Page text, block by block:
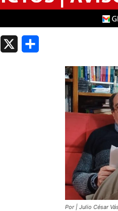
WhatsApp
Por | Julio César